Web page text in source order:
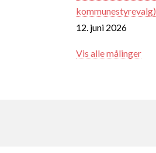
kommunestyrevalg)
12. juni 2026
Vis alle målinger